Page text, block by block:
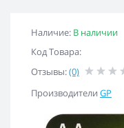
Наличие: В наличии
Код Товара:
Отзывы:(0)
Производители GP